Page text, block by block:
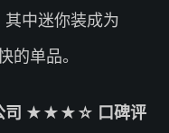
中迷你装成为
的单品。
公司 ★★★☆ 口碑评